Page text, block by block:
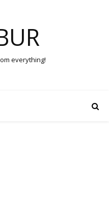
everything!